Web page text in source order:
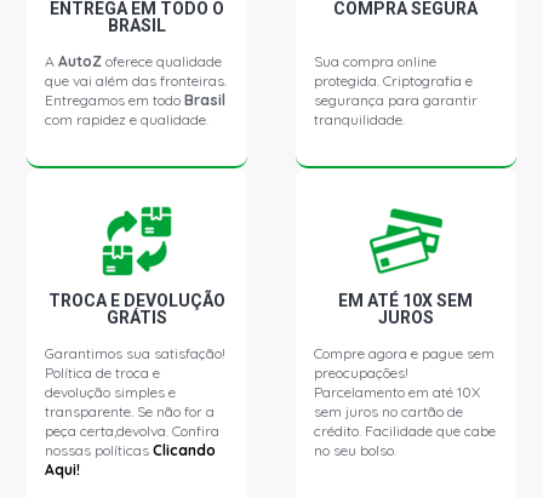
ENTREGA EM TODO O
BRASIL
AAutoZ oferece qualidade
que vai além das fronteiras.
Entregamos em todoBrasil
com rapidez e qualidade.
COMPRA SEGURA
Sua compra online
protegida. Criptografia e
segurança para garantir
tranquilidade.
TROCA E DEVOLUÇÃO
GRÁTIS
Garantimos sua satisfação!
Política de troca e
devolução simples e
transparente. Se não for a
peça certa,devolva. Confira
nossas políticasClicando
Aqui!
EM ATÉ 10X SEM
JUROS
Compre agora e pague sem
preocupações!
Parcelamento em até 10X
sem juros no cartão de
crédito. Facilidade que cabe
no seu bolso.